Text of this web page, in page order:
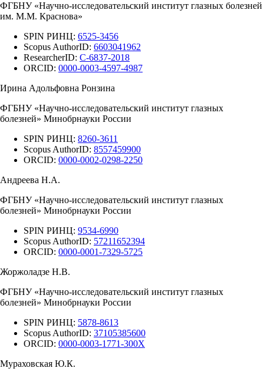
ФГБНУ «Научно-исследовательский институт глазных болезней
им. М.М. Краснова»
SPIN РИНЦ: 6525-3456
Scopus AuthorID: 6603041962
ResearcherID: C-6837-2018
ORCID: 0000-0003-4597-4987
Ирина Адольфовна Ронзина
ФГБНУ «Научно-исследовательский институт глазных
болезней» Минобрнауки России
SPIN РИНЦ: 8260-3611
Scopus AuthorID: 8557459900
ORCID: 0000-0002-0298-2250
Андреева Н.А.
ФГБНУ «Научно-исследовательский институт глазных
болезней» Минобрнауки России
SPIN РИНЦ: 9534-6990
Scopus AuthorID: 57211652394
ORCID: 0000-0001-7329-5725
Жоржоладзе Н.В.
ФГБНУ «Научно-исследовательский институт глазных
болезней» Минобрнауки России
SPIN РИНЦ: 5878-8613
Scopus AuthorID: 37105385600
ORCID: 0000-0003-1771-300X
Мураховская Ю.К.